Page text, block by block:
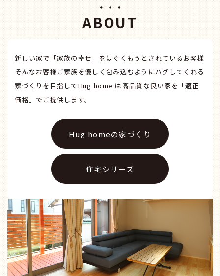
ABOUT
新しい家で「家族の幸せ」をはぐくもうとされているお客様
そんなお客様ご家族を優しく包み込むようにハグしてくれる
家づくりを目指してHug home は高品質な良い家を「適正
価格」でご提供します。
Hug homeの家づくり
住宅シリーズ